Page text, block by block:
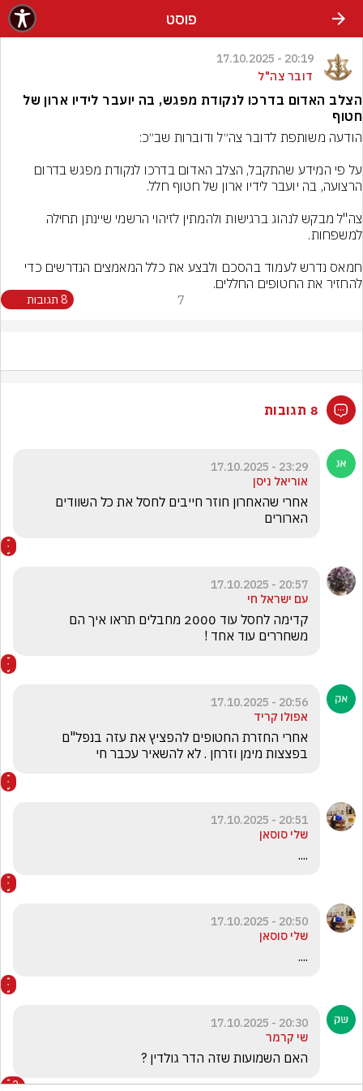
פוסט
20:19 - 17.10.2025
דובר צה"ל
הצלב האדום בדרכו לנקודת מפגש, בה יועבר לידיו ארון של
חטוף
להחזיר את החטופים החללים.
7 8 תגובות
8 תגובות
23:29 - 17.10.2025
אוריאל ניסן
הארורים
20:57 - 17.10.2025
עם ישראל חי
משחררים עוד אחד !
20:56 - 17.10.2025
אפולו קריד
בפצצות מימן וזרחן . לא להשאיר עכבר חי
20:51 - 17.10.2025
שלי סוסאן
....
20:50 - 17.10.2025
שלי סוסאן
....
20:30 - 17.10.2025
שי קרמר
האם השמועות שזה הדר גולדין ?
2